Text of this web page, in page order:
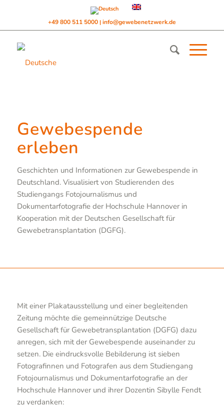
+49 800 511 5000 | info@gewebenetzwerk.de
Gewebespende
erleben
Geschichten und Informationen zur Gewebespende in
Deutschland. Visualisiert von Studierenden des
Studiengangs Fotojournalismus und
Dokumentarfotografie der Hochschule Hannover in
Kooperation mit der Deutschen Gesellschaft für
Gewebetransplantation (DGFG).
Mit einer Plakatausstellung und einer begleitenden
Zeitung möchte die gemeinnützige Deutsche
Gesellschaft für Gewebetransplantation (DGFG) dazu
anregen, sich mit der Gewebespende auseinander zu
setzen. Die eindrucksvolle Bebilderung ist sieben
Fotografinnen und Fotografen aus dem Studiengang
Fotojournalismus und Dokumentarfotografie an der
Hochschule Hannover und ihrer Dozentin Sibylle Fendt
zu verdanken: